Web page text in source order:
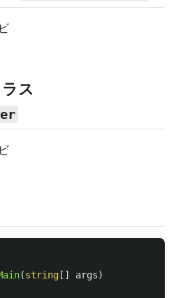
ス
(string [] args)